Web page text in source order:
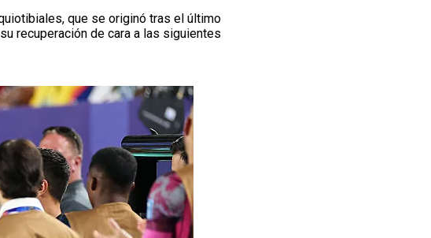
que se originó tras el último
recuperación de cara a las siguientes